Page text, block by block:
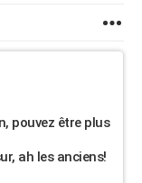
pouvez être plus
ah les anciens!